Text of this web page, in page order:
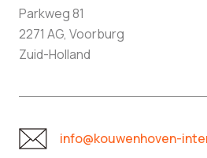
Parkweg 81
2271 AG, Voorburg
Zuid-Holland
info@kouwenhoven-